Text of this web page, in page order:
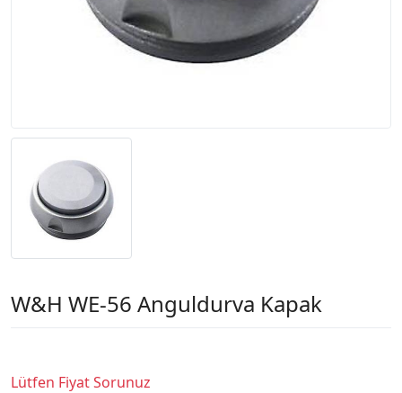
W&H WE-56 Anguldurva Kapak
Lütfen Fiyat Sorunuz